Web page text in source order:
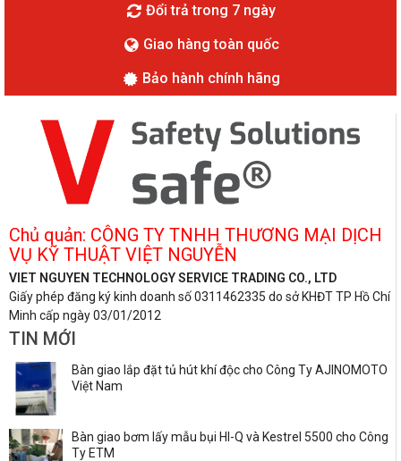
Đổi trả trong 7 ngày
Giao hàng toàn quốc
Bảo hành chính hãng
Chủ quản: CÔNG TY TNHH THƯƠNG MẠI DỊCH
VỤ KỸ THUẬT VIỆT NGUYỄN
VIET NGUYEN TECHNOLOGY SERVICE TRADING CO., LTD
Giấy phép đăng ký kinh doanh số 0311462335 do sở KHĐT TP Hồ Chí
Minh cấp ngày 03/01/2012
TIN MỚI
Bàn giao lắp đặt tủ hút khí độc cho Công Ty AJINOMOTO
Việt Nam
Bàn giao bơm lấy mẫu bụi HI-Q và Kestrel 5500 cho Công
Ty ETM